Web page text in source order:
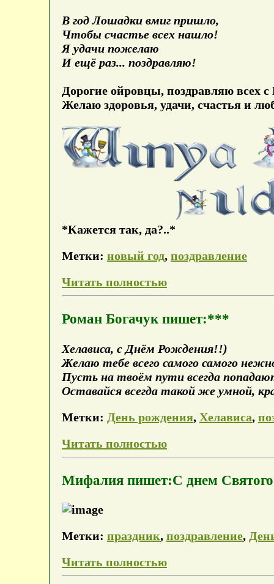
В год Лошадки вмиг пришло,
Чтобы счастье всех нашло!
Я удачи пожелаю
И ещё раз... поздравляю!
Дорогие ойровцы, поздравляю всех
Желаю здоровья, удачи, счастья и
*Кажется так, да?..*
Метки: новый год, поздравление
Читать полностью
Роман Богачук пишет:***
Хелависа, с Днём Рождения!!)
Желаю тебе всего самого самого
Пусть на твоём пути всегда
Оставайся всегда такой же умной,
Метки: День рождения, Хелависа,
Читать полностью
Мифалия пишет:С днем
Метки: праздник, поздравление,
Читать полностью